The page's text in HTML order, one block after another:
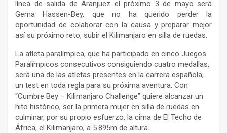
línea de salida de Aranjuez el próximo 3 de mayo será
Gema Hassen-Bey, que no ha querido perder la
oportunidad de colaborar con la causa y preparar mejor
así su próximo reto, subir el Kilimanjaro en silla de ruedas.
La atleta paralímpica, que ha participado en cinco Juegos
Paralímpicos consecutivos consiguiendo cuatro medallas,
será una de las atletas presentes en la carrera española,
un test en toda regla para su próxima aventura. Con
“Cumbre Bey – Kilimanjaro Challenge” quiere alcanzar un
hito histórico, ser la primera mujer en silla de ruedas en
culminar, por su propio esfuerzo, la cima de El Techo de
África, el Kilimanjaro, a 5.895m de altura.